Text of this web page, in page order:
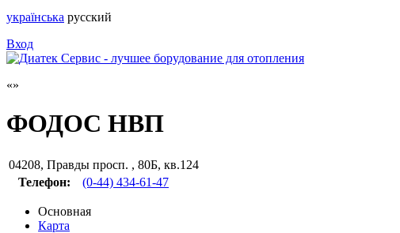
українська русский
Вход
ФОДОС НВП
04208, Правды просп. , 80Б, кв.124
Телефон:
(0-44) 434-61-47
Основная
Карта